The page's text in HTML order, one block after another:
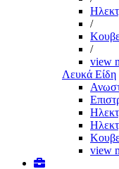
/
/
view
Λευκά Είδη
view